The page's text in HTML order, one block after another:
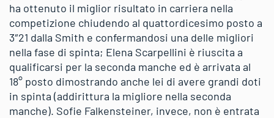
ha ottenuto il miglior risultato in carriera nella
competizione chiudendo al quattordicesimo posto a
3″21 dalla Smith e confermandosi una delle migliori
nella fase di spinta; Elena Scarpellini è riuscita a
qualificarsi per la seconda manche ed è arrivata al
18° posto dimostrando anche lei di avere grandi doti
in spinta (addirittura la migliore nella seconda
manche). Sofie Falkensteiner, invece, non è entrata